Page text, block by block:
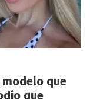
modelo que
que